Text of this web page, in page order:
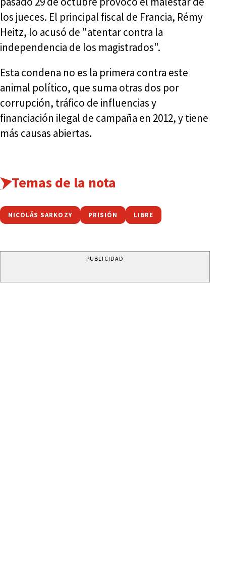
los jueces. El principal fiscal de Francia, Rémy
Heitz, lo acusó de "atentar contra la
independencia de los magistrados".
Esta condena no es la primera contra este
animal político, que suma otras dos por
corrupción, tráfico de influencias y
financiación ilegal de campaña en 2012, y tiene
más causas abiertas.
Temas de la nota
NICOLÁS SARKOZY PRISIÓN LIBRE
PUBLICIDAD